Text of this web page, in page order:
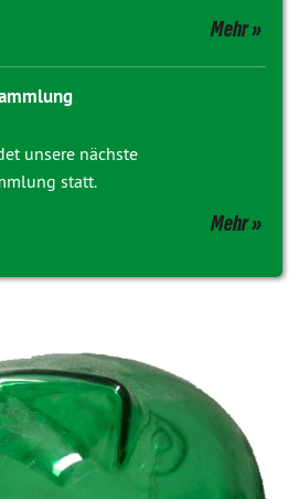
Mehr
unsere nächste
statt.
Mehr